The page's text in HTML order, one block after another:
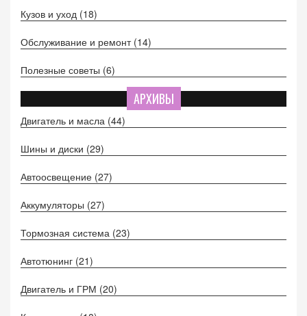
Кузов и уход (18)
Обслуживание и ремонт (14)
Полезные советы (6)
АРХИВЫ
Двигатель и масла (44)
Шины и диски (29)
Автоосвещение (27)
Аккумуляторы (27)
Тормозная система (23)
Автотюнинг (21)
Двигатель и ГРМ (20)